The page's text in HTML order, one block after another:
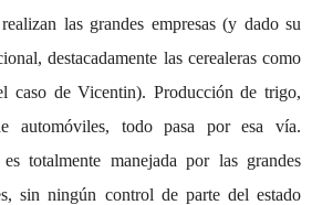
las grandes empresas (y dado su
destacadamente las cerealeras como
caso de Vicentin). Producción de trigo,
automóviles, todo pasa por esa vía.
totalmente manejada por las grandes
sin ningún control de parte del estado